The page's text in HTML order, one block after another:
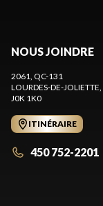
NOUS JOINDRE
2061, QC-131
LOURDES-DE-JOLIETTE
J0K 1K0
ITINÉRAIRE
450 752-2201